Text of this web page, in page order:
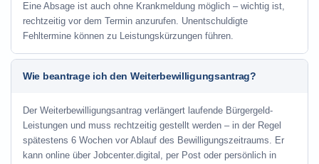
Eine Absage ist auch ohne Krankmeldung möglich – wichtig ist,
rechtzeitig vor dem Termin anzurufen. Unentschuldigte
Fehltermine können zu Leistungskürzungen führen.
Wie beantrage ich den Weiterbewilligungsantrag?
Der Weiterbewilligungsantrag verlängert laufende Bürgergeld-
Leistungen und muss rechtzeitig gestellt werden – in der Regel
spätestens 6 Wochen vor Ablauf des Bewilligungszeitraums. Er
kann online über Jobcenter.digital, per Post oder persönlich in